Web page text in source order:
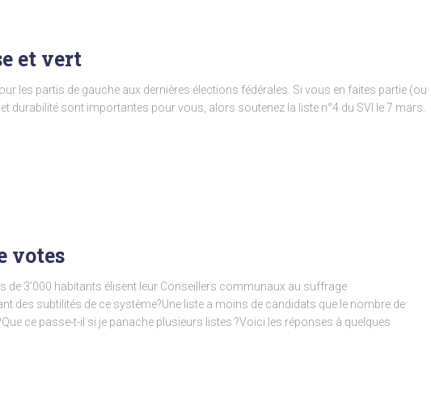
et vert
les partis de gauche aux dernières élections fédérales. Si vous en faites partie (ou
durabilité sont importantes pour vous, alors soutenez la liste n°4 du SVI le 7 mars.
votes
de 3’000 habitants élisent leur Conseillers communaux au suffrage
des subtilités de ce système?Une liste a moins de candidats que le nombre de
ce passe-t-il si je panache plusieurs listes ?Voici les réponses à quelques